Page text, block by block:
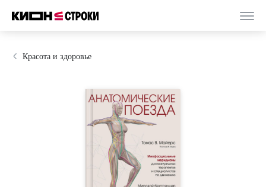
Красота и здоровье